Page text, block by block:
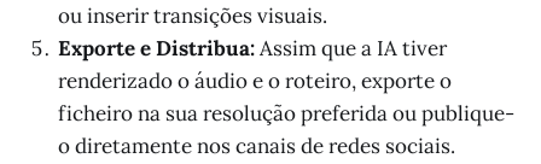
ou inserir transições visuais.
Exporte e Distribua:Assim que a IA tiver
renderizado o áudio e o roteiro, exporte o
ficheiro na sua resolução preferida ou publique-
o diretamente nos canais de redes sociais.